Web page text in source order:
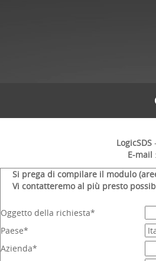
LogicSDS
E-mail :
Si prega di compilare il modulo
Vi contatteremo al più presto
Oggetto della richiesta*
Paese*
Azienda*